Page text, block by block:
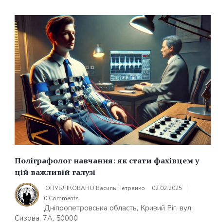
Поліграфолог навчання: як стати фахівцем у
цій важливій галузі
ОПУБЛІКОВАНО Василь Петренко
02.02.2025
0 Comments
Дніпропетровська область, Кривий Ріг, вул.
Сизова, 7А, 50000